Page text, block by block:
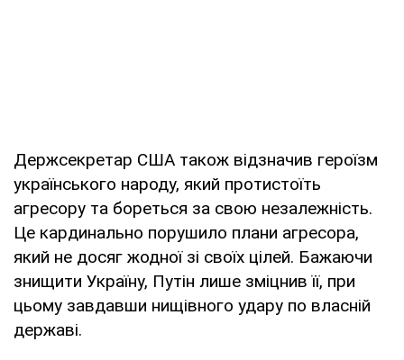
Держсекретар США також відзначив героїзм
українського народу, який протистоїть
агресору та бореться за свою незалежність.
Це кардинально порушило плани агресора,
який не досяг жодної зі своїх цілей. Бажаючи
знищити Україну, Путін лише зміцнив її, при
цьому завдавши нищівного удару по власній
державі.